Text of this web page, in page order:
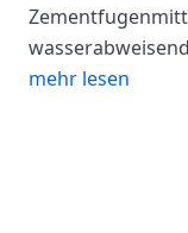
mehr lesen